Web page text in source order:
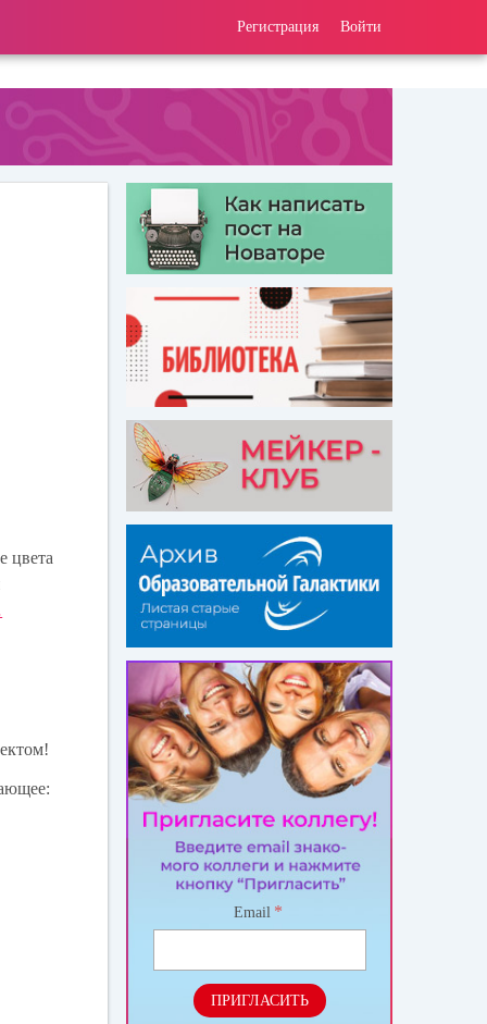
Регистрация Войти
цвета
Email *
ПРИГЛАСИТЬ